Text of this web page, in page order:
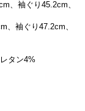
、袖ぐり45.2cm、
、袖ぐり47.2cm、
タン4%